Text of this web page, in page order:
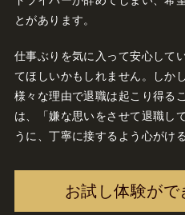
とがあります。
仕事ぶりを気に入って安心して
てほしいかもしれません。しか
様々な理由で退職は起こり得る
は、「嫌な思いをさせて退職し
うに、丁寧に接するよう心がけ
お試し体験がで